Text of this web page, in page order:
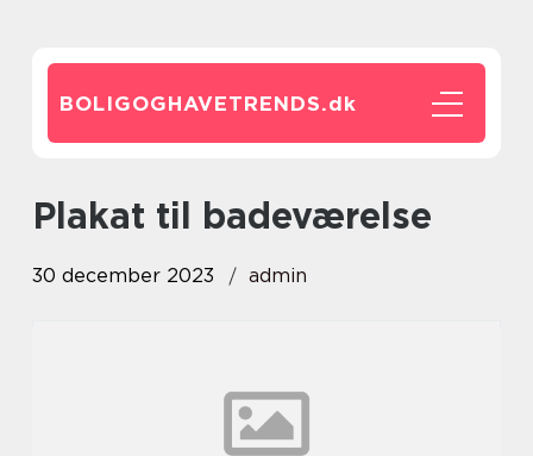
BOLIGOGHAVETRENDS.dk
plakat til badeværelse
30 december 2023 admin